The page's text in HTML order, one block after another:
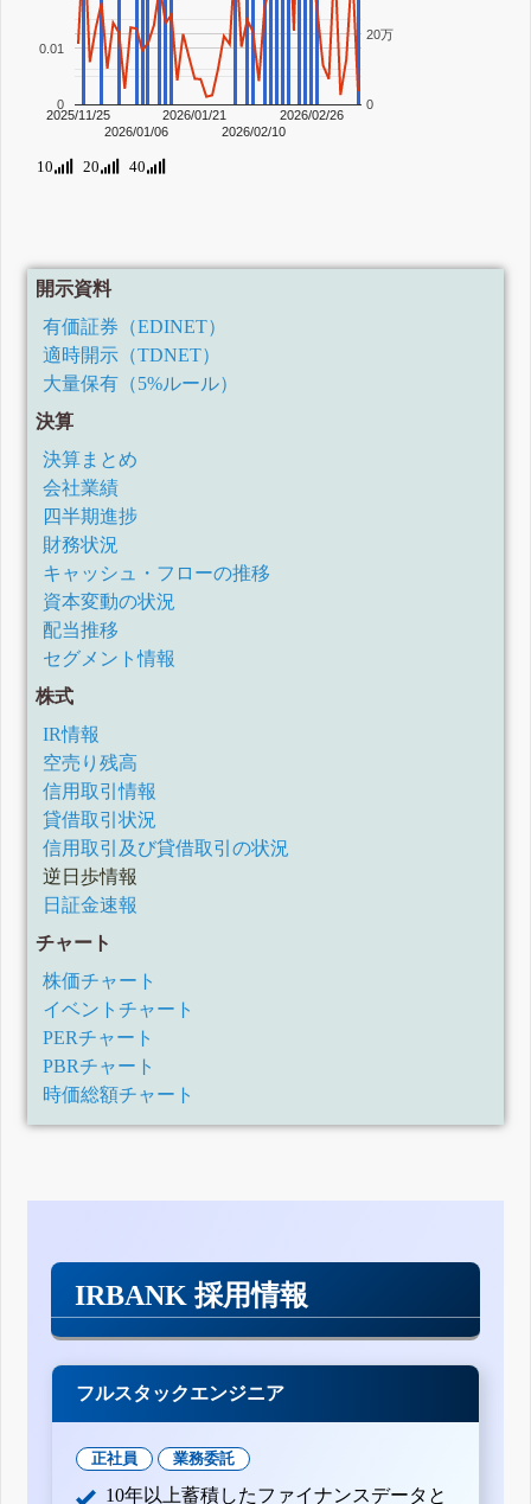
2025/11/25
2026/01/06
2026/01/21
2026/02/10
2026/02/26
0
0.01
0
20万
10 20 40
開示資料
有価証券（EDINET）
適時開示（TDNET）
大量保有（5%ルール）
決算
決算まとめ
会社業績
四半期進捗
財務状況
キャッシュ・フローの推移
資本変動の状況
配当推移
セグメント情報
株式
IR情報
空売り残高
信用取引情報
貸借取引状況
信用取引及び貸借取引の状況
逆日歩情報
日証金速報
チャート
株価チャート
イベントチャート
PERチャート
PBRチャート
時価総額チャート
IRBANK 採用情報
フルスタックエンジニア
正社員 業務委託
10年以上蓄積したファイナンスデータと